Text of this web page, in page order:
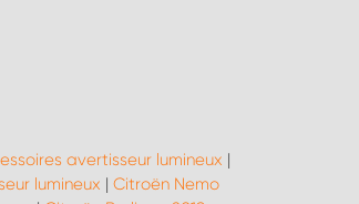
avertisseur lumineux |
lumineux | Citroën Nemo